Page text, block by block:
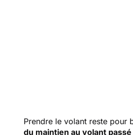
Prendre le volant reste pour
du maintien au volant